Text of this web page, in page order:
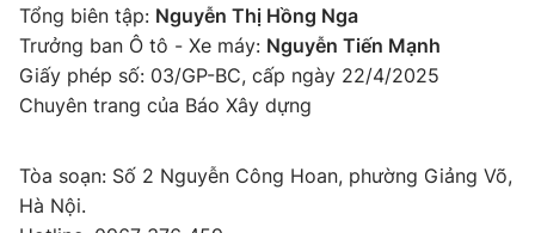
Tổng biên tập: Nguyễn Thị Hồng Nga
Trưởng ban Ô tô - Xe máy: Nguyễn Tiến Mạnh
Giấy phép số: 03/GP-BC, cấp ngày 22/4/2025
Chuyên trang của Báo Xây dựng
Tòa soạn: Số 2 Nguyễn Công Hoan, phường Giảng Võ,
Hà Nội.